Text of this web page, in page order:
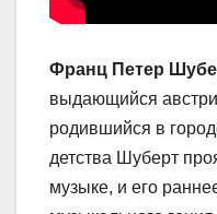
Франц Петер
выдающийся
родившийся в
детства Шуберт
музыке, и его